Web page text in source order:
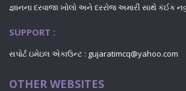
જ્ઞાનના દરવાજા ખોલો અને દરરોજ અમારી સાથે કંઈક
SUPPORT :
સપોર્ટ ઇમેઇલ એકાઉન્ટ : gujaratimcq@yahoo.com
OTHER WEBSITES